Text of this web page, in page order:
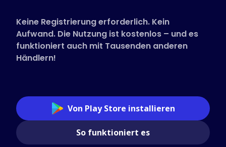
Keine Registrierung erforderlich. Kein
Aufwand. Die Nutzung ist kostenlos – und es
funktioniert auch mit Tausenden anderen
Händlern!
Von Play Store installieren
So funktioniert es